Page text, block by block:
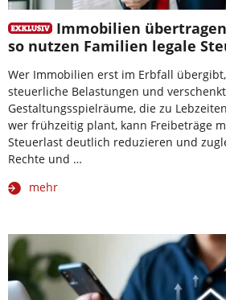
Immobilien
so nutzen Familien legale
Wer Immobilien erst im Erbfall
steuerliche Belastungen und verschenkt
Gestaltungsspielräume, die zu
wer frühzeitig plant, kann Freibeträge
Steuerlast deutlich reduzieren und
Rechte und …
mehr